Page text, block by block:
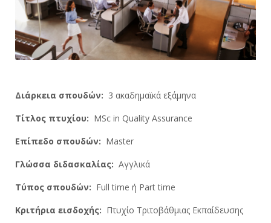
Διάρκεια σπουδών: 3 ακαδημαϊκά εξάμηνα
Τίτλος πτυχίου: MSc in Quality Assurance
Επίπεδο σπουδών: Master
Γλώσσα διδασκαλίας: Αγγλικά
Τύπος σπουδών: Full time ή Part time
Κριτήρια εισδοχής: Πτυχίο Τριτοβάθμιας Εκπαίδευσης